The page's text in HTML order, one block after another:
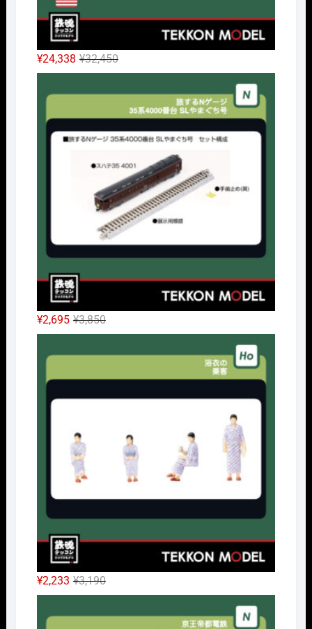
¥32,450元
の
価
¥32,450
し
た。
¥24,338
現
在
の
は
で
す。
¥3,850元
の
価
¥3,850
た。
¥2,695
現
在
の
は
す。
¥3,190元
の
価
¥2,233
現
在
の